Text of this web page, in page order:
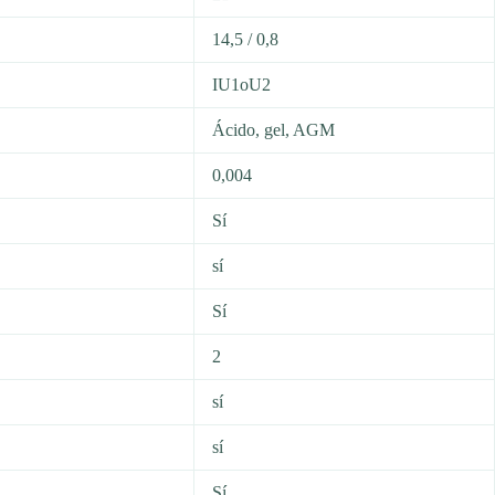
14,5 / 0,8
IU1oU2
Ácido, gel, AGM
0,004
Sí
sí
Sí
2
sí
sí